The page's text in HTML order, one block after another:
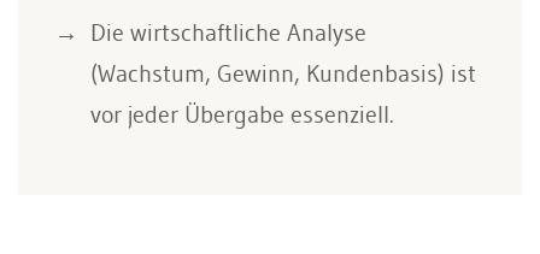
Die wirtschaftliche Analyse
(Wachstum, Gewinn, Kundenbasis) ist
vor jeder Übergabe essenziell.